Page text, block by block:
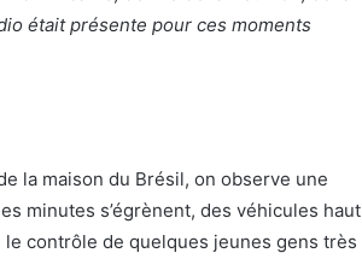
était présente pour ces moments
la maison du Brésil, on observe une
minutes s’égrènent, des véhicules haut
contrôle de quelques jeunes gens très